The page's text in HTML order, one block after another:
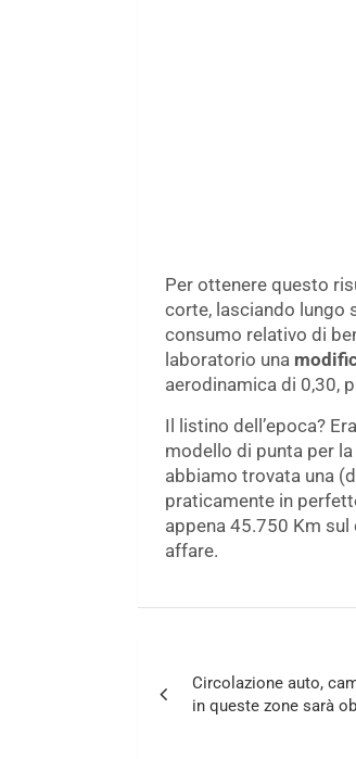
Per ottenere questo
corte, lasciando lungo
consumo relativo di
laboratorio una
aerodinamica di 0,30,
Il listino dell’epoca? Era
modello di punta per
abbiamo trovata una
praticamente in
appena 45.750 Km
affare.
articoli
Circolazione auto,
in queste zone sarà